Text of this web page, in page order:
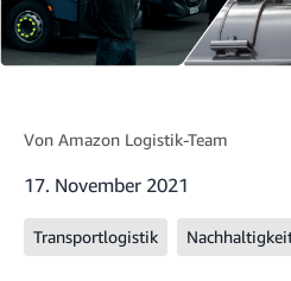
Von Amazon Logistik-Team
17. November 2021
Transportlogistik